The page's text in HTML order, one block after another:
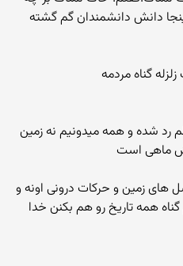
دانش دانشمندان گم گشته
گناه مردمه
رد شده و همه میدونیم نه زمین
ماهی است
های زمین و حرکات درونی اونه و
همه تاریخ رو هم بکنن خدا